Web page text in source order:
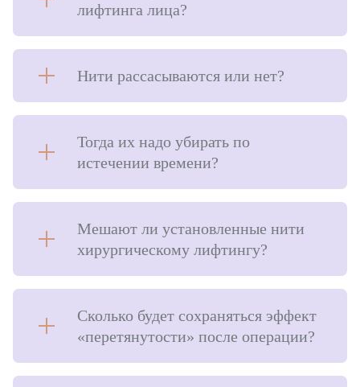
лифтинга лица?
Нити рассасываются или нет?
Тогда их надо убирать по
истечении времени?
Мешают ли установленные нити
хирургическому лифтингу?
Сколько будет сохраняться эффект
«перетянутости» после операции?